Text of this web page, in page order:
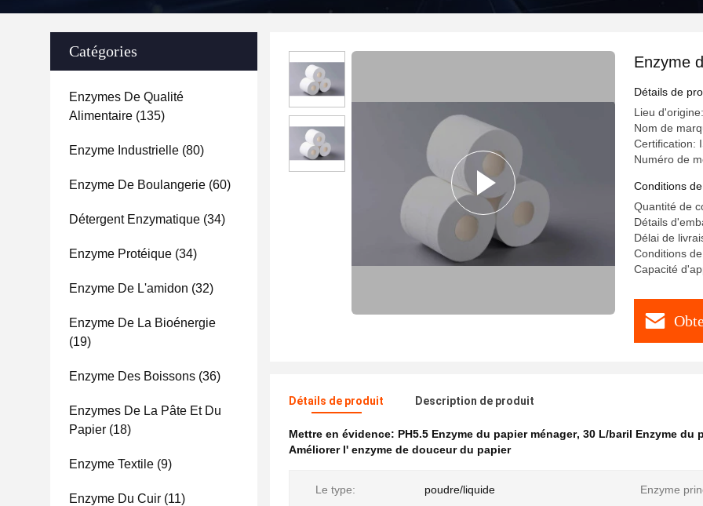
Catégories
Enzymes De Qualité
Alimentaire (135)
Enzyme Industrielle (80)
Enzyme De Boulangerie (60)
Détergent Enzymatique (34)
Enzyme Protéique (34)
Enzyme De L'amidon (32)
Enzyme De La Bioénergie
(19)
Enzyme Des Boissons (36)
Enzymes De La Pâte Et Du
Papier (18)
Enzyme Textile (9)
Enzyme Du Cuir (11)
Enzyme
Détails de
Lieu
Nom de
Certification:
Numéro de
Conditions
Quantité de
Détails
Délai de
Conditions
Capacité
Détails de produit Description de produit
Mettre en évidence: PH5.5 Enzyme du papier ménager, 30 L/baril Enzyme du
Améliorer l' enzyme de douceur du papier
Le type: poudre/liquide Enzyme